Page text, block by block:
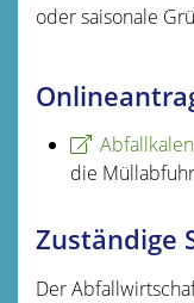
oder saisonale
die
Zuständige
Der